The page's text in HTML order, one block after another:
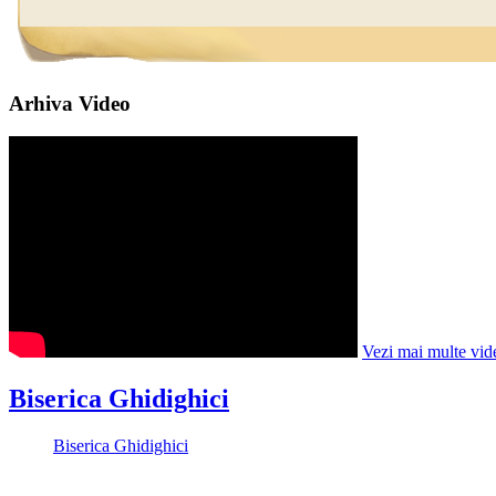
Arhiva Video
Vezi mai multe
Biserica Ghidighici
Biserica Ghidighici